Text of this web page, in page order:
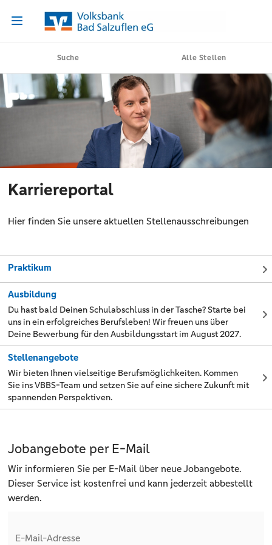
Suche Alle Stellen
Karriereportal
Hier finden Sie unsere aktuellen Stellenausschreibungen
Praktikum
Ausbildung
Du hast bald Deinen Schulabschluss in der Tasche? Starte bei
uns in ein erfolgreiches Berufsleben! Wir freuen uns über
Deine Bewerbung für den Ausbildungsstart im August 2027.
Stellenangebote
Wir bieten Ihnen vielseitige Berufsmöglichkeiten. Kommen
Sie ins VBBS-Team und setzen Sie auf eine sichere Zukunft mit
spannenden Perspektiven.
Jobangebote per E-Mail
Wir informieren Sie per E-Mail über neue Jobangebote.
Dieser Service ist kostenfrei und kann jederzeit abbestellt
werden.